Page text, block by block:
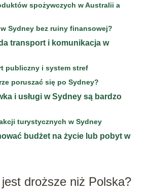
spożywczych w Australii a
Sydney bez ruiny finansowej?
transport i komunikacja w
publiczny i system stref
poruszać się po Sydney?
i usługi w Sydney są bardzo
turystycznych w Sydney
budżet na życie lub pobyt w
droższe niż Polska?